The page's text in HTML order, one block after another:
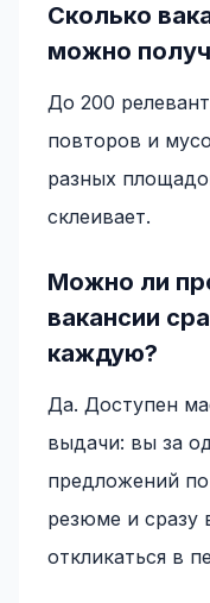
Сколько
можно
До 200
повторов и
разных
склеивает.
Можно ли
вакансии
каждую?
Да. Доступен
выдачи: вы за
предложений
резюме и сразу
откликаться в